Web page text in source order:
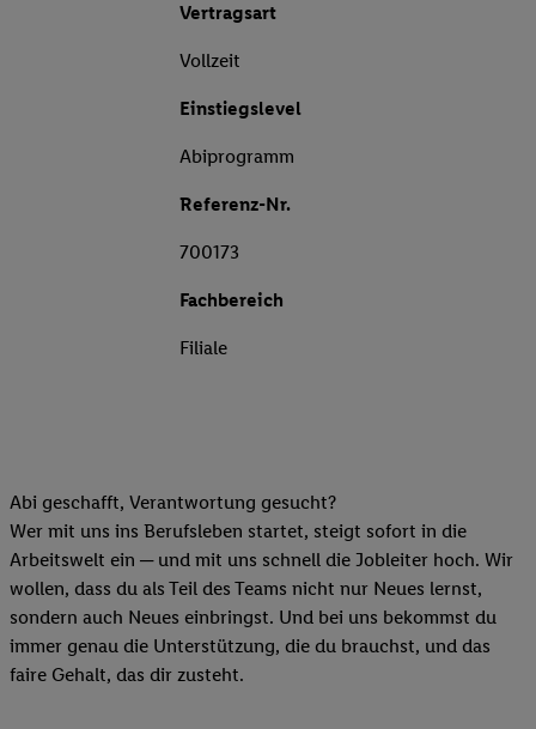
Vertragsart
Vollzeit
Einstiegslevel
Abiprogramm
Referenz-Nr.
700173
Fachbereich
Filiale
Abi geschafft, Verantwortung gesucht?
Wer mit uns ins Berufsleben startet, steigt sofort in die
Arbeitswelt ein ─ und mit uns schnell die Jobleiter hoch. Wir
wollen, dass du als Teil des Teams nicht nur Neues lernst,
sondern auch Neues einbringst. Und bei uns bekommst du
immer genau die Unterstützung, die du brauchst, und das
faire Gehalt, das dir zusteht.